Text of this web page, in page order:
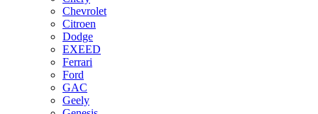
Chevrolet
Citroen
Dodge
EXEED
Ferrari
Ford
GAC
Geely